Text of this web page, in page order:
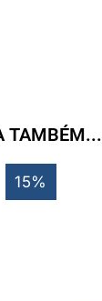
TAMBÉM...
15%